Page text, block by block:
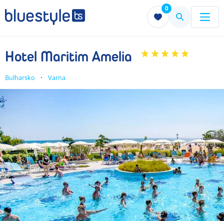
0
Menu Menu
Hotel Maritim Amelia
Bulharsko Varna